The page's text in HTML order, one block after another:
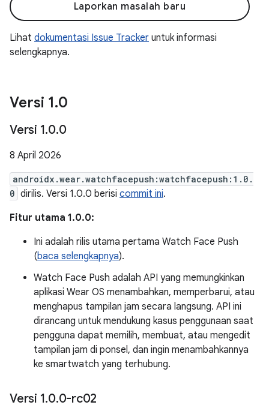
Laporkan masalah baru
Lihat dokumentasi Issue Tracker untuk informasi
selengkapnya.
Versi 1.0
Versi 1.0.0
8 April 2026
androidx.wear.watchfacepush:watchfacepush:1.0.
0 dirilis. Versi 1.0.0 berisi commit ini.
Fitur utama 1.0.0:
Ini adalah rilis utama pertama Watch Face Push
(baca selengkapnya).
Watch Face Push adalah API yang memungkinkan
aplikasi Wear OS menambahkan, memperbarui, atau
menghapus tampilan jam secara langsung. API ini
dirancang untuk mendukung kasus penggunaan saat
pengguna dapat memilih, membuat, atau mengedit
tampilan jam di ponsel, dan ingin menambahkannya
ke smartwatch yang terhubung.
Versi 1.0.0-rc02